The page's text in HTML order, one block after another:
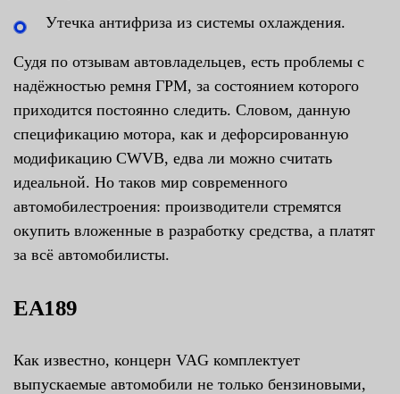
Утечка антифриза из системы охлаждения.
Судя по отзывам автовладельцев, есть проблемы с
надёжностью ремня ГРМ, за состоянием которого
приходится постоянно следить. Словом, данную
спецификацию мотора, как и дефорсированную
модификацию CWVB, едва ли можно считать
идеальной. Но таков мир современного
автомобилестроения: производители стремятся
окупить вложенные в разработку средства, а платят
за всё автомобилисты.
EA189
Как известно, концерн VAG комплектует
выпускаемые автомобили не только бензиновыми,